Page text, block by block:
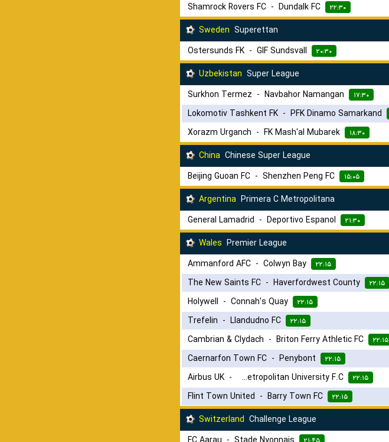
Shamrock Rovers FC - Dundalk FC ۲۲:۳۰
Sweden Superettan
Ostersunds FK - GIF Sundsvall ۲۰:۳۰
Uzbekistan Super League
Surkhon Termez - Navbahor Namangan ۱۷:۳۰
Lokomotiv Tashkent FK - PFK Dinamo Samarkand
Xorazm Urganch - FK Mash'al Mubarek ۱۸:۳۰
China Chinese Super League
Beijing Guoan FC - Shenzhen Peng FC ۱۵:۰۵
Argentina Primera C Metropolitana
General Lamadrid - Deportivo Espanol ۲۱:۳۰
Wales Premier League
Ammanford AFC - Colwyn Bay ۲۲:۱۵
The New Saints FC - Haverfordwest County ۲۲:۱۵
Holywell - Connah's Quay ۲۲:۱۵
Trefelin - Llandudno FC ۲۲:۱۵
Cambrian & Clydach - Briton Ferry Athletic FC ۲۲:۱۵
Caernarfon Town FC - Penybont ۲۲:۱۵
Airbus UK - Cardiff Metropolitan University F.C. ۲۲:۱۵
Flint Town United - Barry Town FC ۲۲:۱۵
Switzerland Challenge League